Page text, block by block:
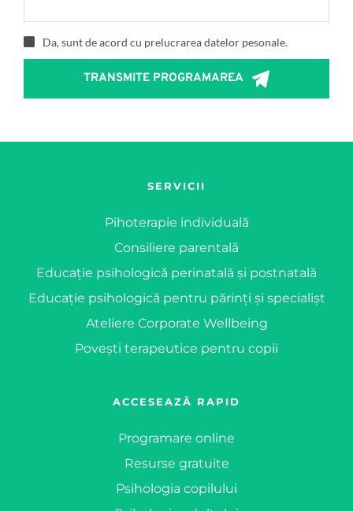
Da, sunt de acord cu prelucrarea datelor pesonale.
TRANSMITE PROGRAMAREA
SERVICII
Pihoterapie individuală
Consiliere parentală
Educație psihologică perinatală și postnatală
Educație psihologică pentru părinți și specialișt
Ateliere Corporate Wellbeing
Povești terapeutice pentru copii
ACCESEAZĂ RAPID
Programare online
Resurse gratuite
Psihologia copilului